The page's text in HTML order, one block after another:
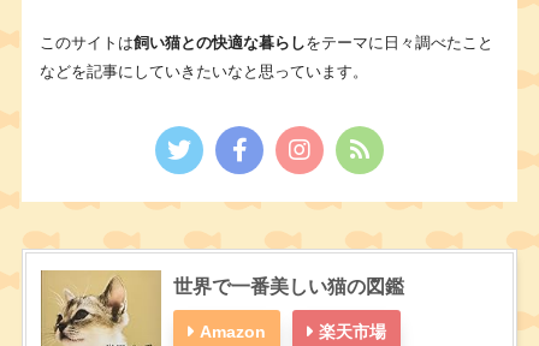
このサイトは飼い猫との快適な暮らしをテーマに日々調べたこと
などを記事にしていきたいなと思っています。
世界で一番美しい猫の図鑑
Amazon 楽天市場